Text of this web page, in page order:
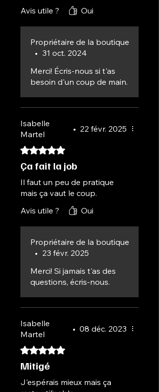
Avis utile ?
Oui
Propriétaire de la boutique
• 31 oct. 2024
Merci! Écris-nous si t'as
besoin d'un coup de main.
Isabelle
Martel
• 22 févr. 2025
Noté 5 sur 5.
Ça fait la job
Il faut un peu de pratique
mais ça vaut le coup.
Avis utile ?
Oui
Propriétaire de la boutique
• 23 févr. 2025
Merci! Si jamais t'as des
questions, écris-nous.
Isabelle
Martel
• 08 déc. 2023
Noté 5 sur 5.
Mitigé
J'espérais mieux mais ça